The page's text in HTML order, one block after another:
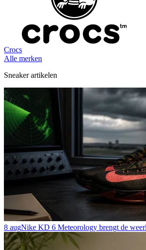
Crocs
Alle merken
Sneaker artikelen
8 augNike KD 6 Meteorology brengt de